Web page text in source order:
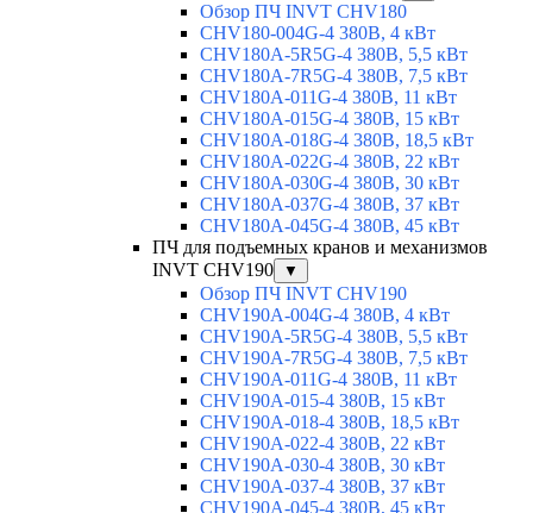
Обзор ПЧ INVT CHV180
CHV180-004G-4 380В, 4 кВт
CHV180A-5R5G-4 380В, 5,5 кВт
CHV180A-7R5G-4 380В, 7,5 кВт
CHV180A-011G-4 380В, 11 кВт
CHV180A-015G-4 380В, 15 кВт
CHV180A-018G-4 380В, 18,5 кВт
CHV180A-022G-4 380В, 22 кВт
CHV180A-030G-4 380В, 30 кВт
CHV180A-037G-4 380В, 37 кВт
CHV180A-045G-4 380В, 45 кВт
ПЧ для подъемных кранов и механизмов
INVT CHV190
▼
Обзор ПЧ INVT CHV190
CHV190A-004G-4 380В, 4 кВт
CHV190A-5R5G-4 380В, 5,5 кВт
CHV190A-7R5G-4 380В, 7,5 кВт
CHV190A-011G-4 380В, 11 кВт
CHV190A-015-4 380В, 15 кВт
CHV190A-018-4 380В, 18,5 кВт
CHV190A-022-4 380В, 22 кВт
CHV190A-030-4 380В, 30 кВт
CHV190A-037-4 380В, 37 кВт
CHV190A-045-4 380В, 45 кВт